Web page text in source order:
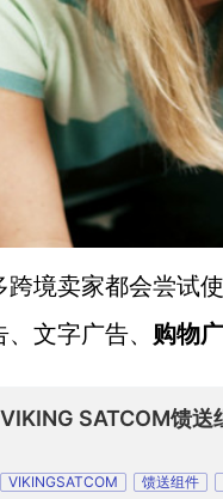
跨境卖家都会尝试
文字广告、 购物
VIKING SATCOM馈送
VIKINGSATCOM 馈送组件